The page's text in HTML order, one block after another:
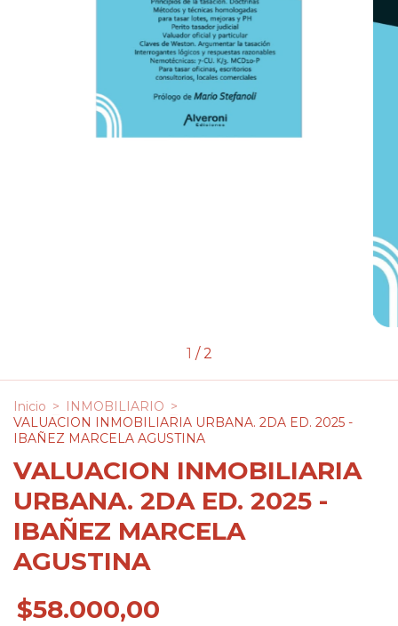
1 / 2
Inicio > INMOBILIARIO >
VALUACION INMOBILIARIA URBANA. 2DA ED. 2025 -
IBAÑEZ MARCELA AGUSTINA
VALUACION INMOBILIARIA
URBANA. 2DA ED. 2025 -
IBAÑEZ MARCELA
AGUSTINA
$58.000,00